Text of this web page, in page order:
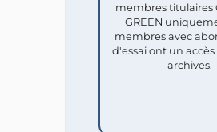
membres titulaires
GREEN
membres avec
d'essai ont un
archives.